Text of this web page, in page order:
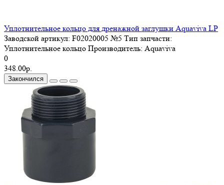
Уплотнительное кольцо для дренажной заглушки Aquaviva LP
Заводской артикул: F02020005 №5 Тип запчасти:
Уплотнительное кольцо Производитель: Aquaviva
0
348.00р.
Закончился